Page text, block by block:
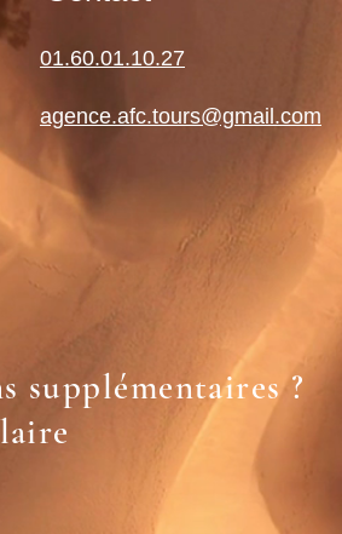
01.60.01.10.27
agence.afc.tours@gmail.com
supplémentaires ?